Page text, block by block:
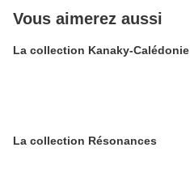
Vous aimerez aussi
La collection Kanaky-Calédonie
La collection Résonances